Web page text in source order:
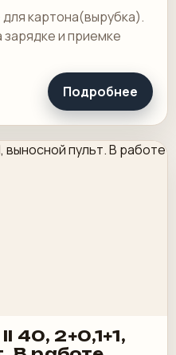
картона(вырубка).
и приемке
Подробнее
40, 2+0,1+1,